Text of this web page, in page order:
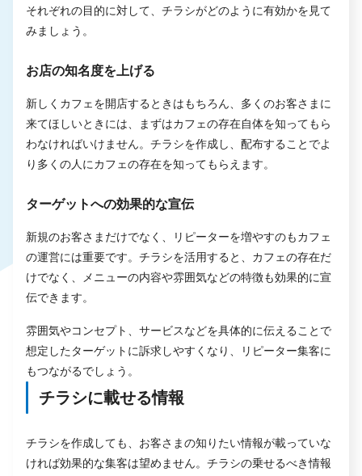
それぞれの目的に対して、チラシがどのように有効かを見て
みましょう。
お店の知名度を上げる
新しくカフェを開店するときはもちろん、多くのお客さまに
来てほしいときには、まずはカフェの存在自体を知ってもら
わなければいけません。チラシを作成し、配布することでよ
り多くの人にカフェの存在を知ってもらえます。
ターゲットへの効果的な宣伝
新規のお客さまだけでなく、リピーターを増やすのもカフェ
の運営には重要です。チラシを活用すると、カフェの存在だ
けでなく、メニューの内容や雰囲気などの特徴も効果的に宣
伝できます。
雰囲気やコンセプト、サービスなどを具体的に伝えることで
想定したターゲットに訴求しやすくなり、リピーター集客に
もつながるでしょう。
チラシに載せる情報
チラシを作成しても、お客さまの知りたい情報が載っていな
ければ効果的な集客は望めません。チラシの乗せるべき情報